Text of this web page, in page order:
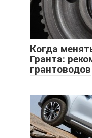
Когда
Гранта:
грантоводов